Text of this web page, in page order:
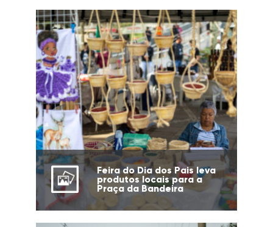
Feira do Dia dos Pais leva
produtos locais para a
Praça da Bandeira